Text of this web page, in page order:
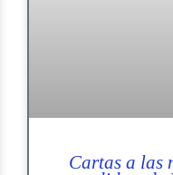
Cartas a las